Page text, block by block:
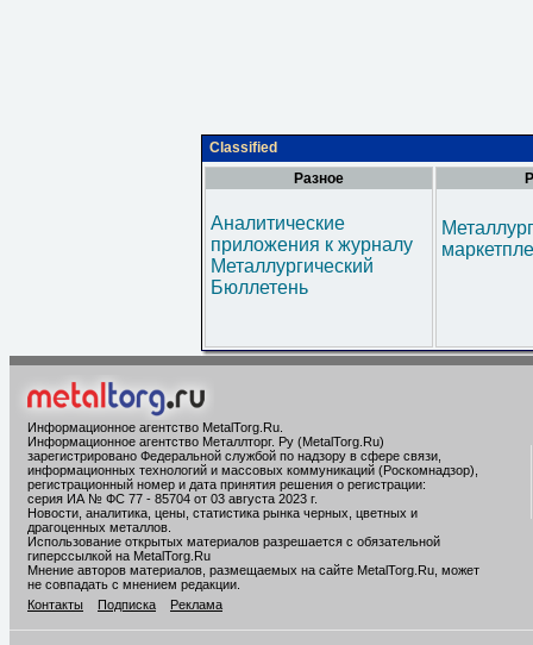
Classified
Разное
Аналитические
приложения к журналу
Металлургический
Бюллетень
Информационное агентство MetalTorg.Ru
Информационное агентство Металлторг. Ру (MetalTorg.Ru)
зарегистрировано Федеральной службой по надзору в сфере связи,
информационных технологий и массовых коммуникаций (Роскомнадзор),
регистрационный номер и дата принятия решения о регистрации:
серия ИА № ФС 77 - 85704 от 03 августа 2023 г.
Новости, аналитика, цены, статистика рынка черных, цветных и
драгоценных металлов.
Использование открытых материалов разрешается с обязательной
гиперссылкой на MetalTorg.Ru
Мнение авторов материалов, размещаемых на сайте MetalTorg.Ru, может
не совпадать с мнением редакции.
Контакты
Подписка Реклама